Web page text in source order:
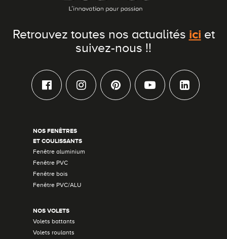
Retrouvez toutes nos actualités ici et
suivez-nous !!
NOS FENÊTRES
ET COULISSANTS
Fenêtre aluminium
Fenêtre PVC
Fenêtre bois
Fenêtre PVC/ALU
NOS VOLETS
Volets battants
Volets roulants